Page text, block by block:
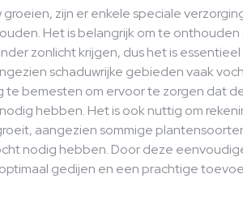
zijn er enkele speciale
Het is belangrijk om te
zonlicht krijgen, dus het is
schaduwrijke gebieden vaak
te bemesten om ervoor te zorgen dat
hebben. Het is ook nuttig om
aangezien sommige
nodig hebben. Door deze
gedijen en een prachtige